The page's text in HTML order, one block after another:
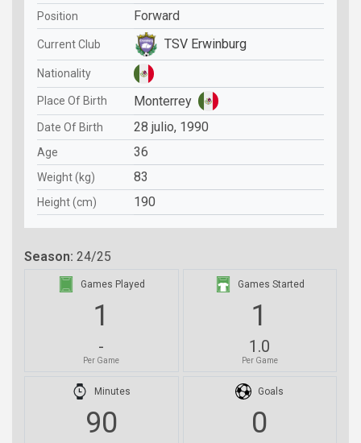
Position Forward
Current Club TSV Erwinburg
Nationality
Place Of Birth Monterrey
Date Of Birth 28 julio, 1990
Age 36
Weight (kg) 83
Height (cm) 190
Season: 24/25
Games Played
1
-
Per Game
Games Started
1
1.0
Per Game
Minutes
90
Goals
0